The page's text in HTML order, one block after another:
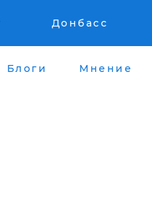
Донбасс
Блоги Мнение